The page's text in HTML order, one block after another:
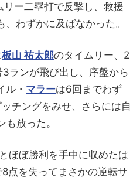
リー二塁打で反撃し、救援
わずかに及ばなかった。
板山 祐太郎のタイムリー、2
3ランが飛び出し、序盤から
ル・ マラーは6回までわず
チングをみせ、さらには自
も放った。
ほぼ勝利を手中に収めたは
点を失ってまさかの逆転サ